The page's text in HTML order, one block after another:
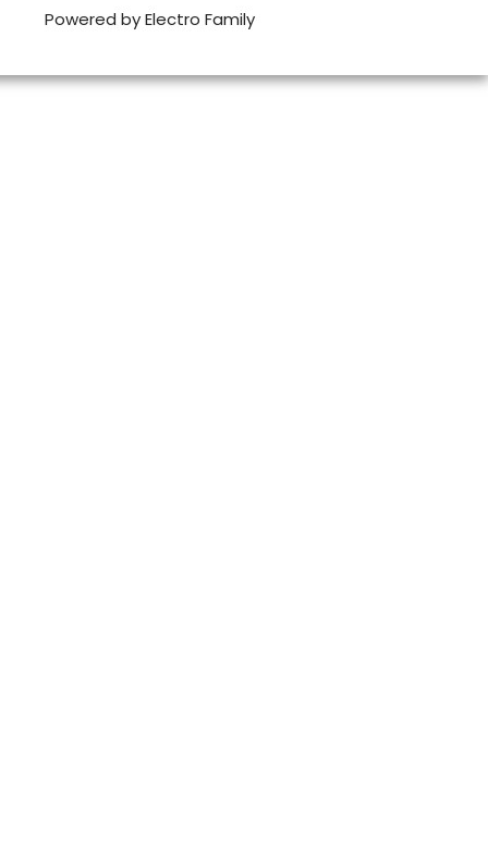
Powered by Electro Family